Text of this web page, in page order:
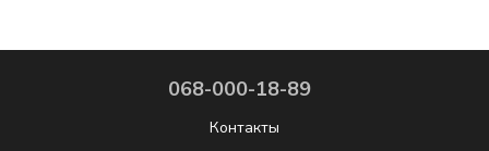
068-000-18-89
Контакты